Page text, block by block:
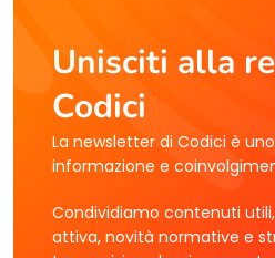
Unisciti alla
Codici
La newsletter di Codici è
informazione e
Condividiamo contenuti
attiva, novità normative e